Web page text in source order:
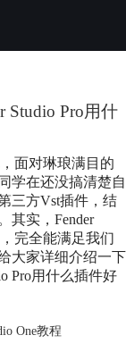
Studio Pro用什
面对琳琅满目的
学在还没搞清楚自
三方Vst插件，结
其实，Fender
完全能满足我们
大家详细介绍一下
Pro用什么插件好
One教程